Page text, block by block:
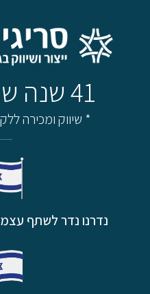
41 שנה של מצויינות!
* שיווק ומכירה
נדרנו נדר לשתף